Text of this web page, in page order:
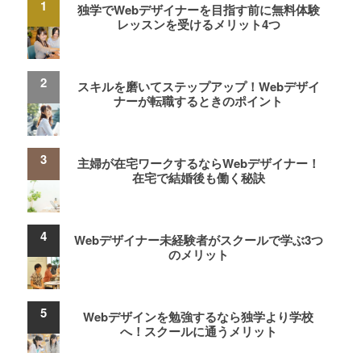
独学でWebデザイナーを目指す前に無料体験
レッスンを受けるメリット4つ
スキルを磨いてステップアップ！Webデザイ
ナーが転職するときのポイント
主婦が在宅ワークするならWebデザイナー！
在宅で結婚後も働く秘訣
Webデザイナー未経験者がスクールで学ぶ3つ
のメリット
Webデザインを勉強するなら独学より学校
へ！スクールに通うメリット